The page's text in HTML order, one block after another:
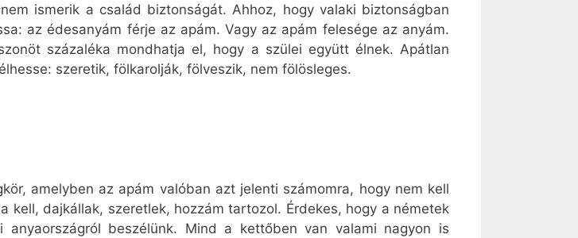
ismerik a család biztonságát. Ahhoz, hogy valaki biztonságban
az édesanyám férje az apám. Vagy az apám felesége az anyám.
százaléka mondhatja el, hogy a szülei együtt élnek. Apátlan
szeretik, fölkarolják, fölveszik, nem fölösleges.
amelyben az apám valóban azt jelenti számomra, hogy nem kell
kell, dajkállak, szeretlek, hozzám tartozol. Érdekes, hogy a németek
beszélünk. Mind a kettőben van valami nagyon is